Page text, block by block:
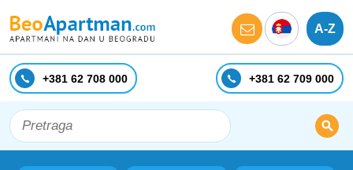
A-Z
+381 62 708 000 +381 62 709 000